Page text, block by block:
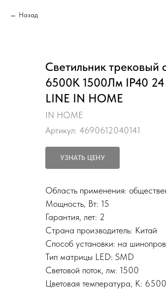
Назад
Светильник трековый
6500К 1500Лм IP40
LINE IN HOME
IN HOME
Артикул: 4690612040141
УЗНАТЬ ЦЕНУ
Область применения:
Мощность, Вт: 15
Гарантия, лет: 2
Страна производитель: Китай
Способ установки: на
Тип матрицы LED: SMD
Световой поток, лм: 1500
Цветовая температура, К: 6500